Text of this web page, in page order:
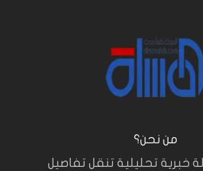
من نحن؟
خبرية تحليلية تنقل تفاصيل